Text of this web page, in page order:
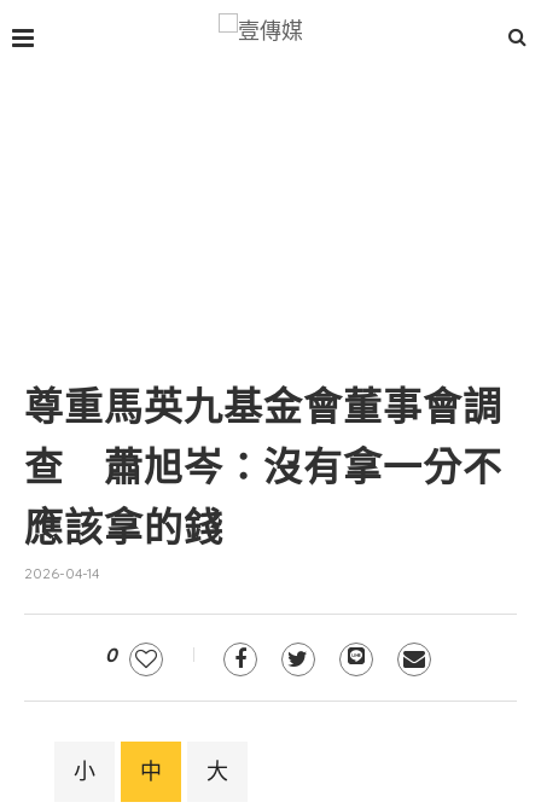
尊重馬英九基金會董事會調
查 蕭旭岑：沒有拿一分不
應該拿的錢
2026-04-14
0
小 中 大